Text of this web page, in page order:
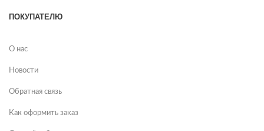
ПОКУПАТЕЛЮ
О нас
Новости
Обратная связь
Как оформить заказ